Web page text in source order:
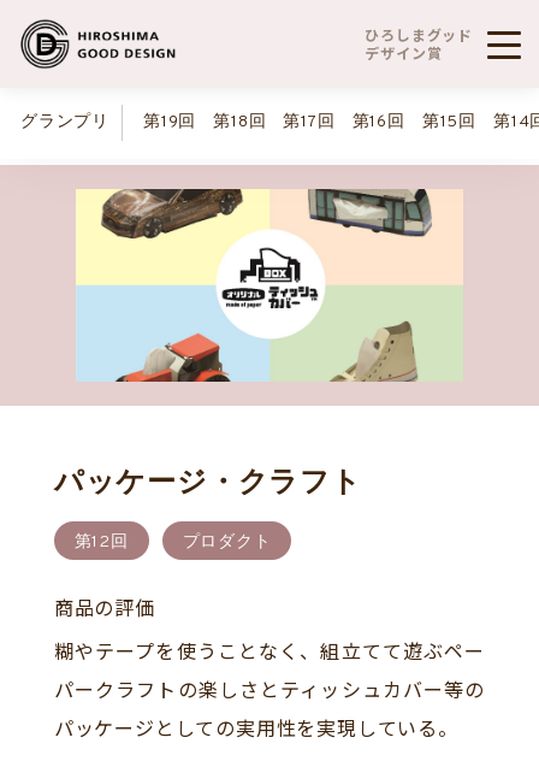
グランプリ 第19回 第18回 第17回 第16回 第15回 第14
ひろしまグッド
デザイン賞
パッケージ・クラフト
第12回 プロダクト
商品の評価
糊やテープを使うことなく、組立てて遊ぶペー
パークラフトの楽しさとティッシュカバー等の
パッケージとしての実用性を実現している。